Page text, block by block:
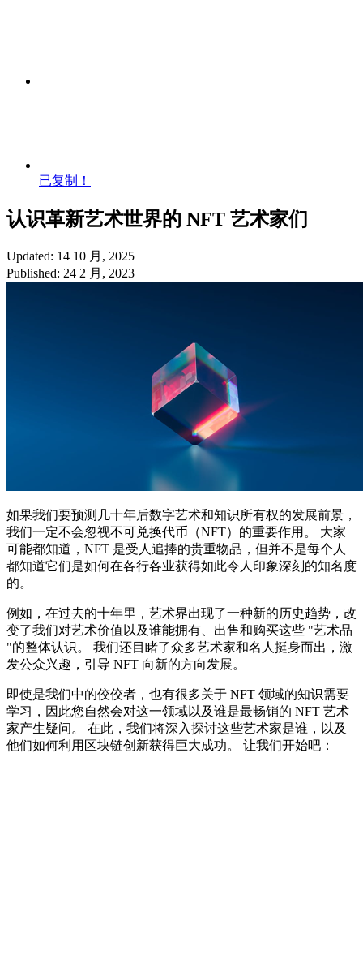
已复制！
认识革新艺术世界的 NFT 艺术家们
Updated: 14 10 月, 2025
Published: 24 2 月, 2023
如果我们要预测几十年后数字艺术和知识所有权的发展前景，
我们一定不会忽视不可兑换代币（NFT）的重要作用。 大家
可能都知道，NFT 是受人追捧的贵重物品，但并不是每个人
都知道它们是如何在各行各业获得如此令人印象深刻的知名度
的。
例如，在过去的十年里，艺术界出现了一种新的历史趋势，改
变了我们对艺术价值以及谁能拥有、出售和购买这些 "艺术品
"的整体认识。 我们还目睹了众多艺术家和名人挺身而出，激
发公众兴趣，引导 NFT 向新的方向发展。
即使是我们中的佼佼者，也有很多关于 NFT 领域的知识需要
学习，因此您自然会对这一领域以及谁是最畅销的 NFT 艺术
家产生疑问。 在此，我们将深入探讨这些艺术家是谁，以及
他们如何利用区块链创新获得巨大成功。 让我们开始吧：